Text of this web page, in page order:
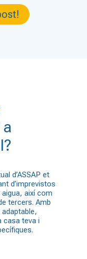
a
d’ASSAP et
d’imprevistos
així com
tercers. Amb
casa teva i